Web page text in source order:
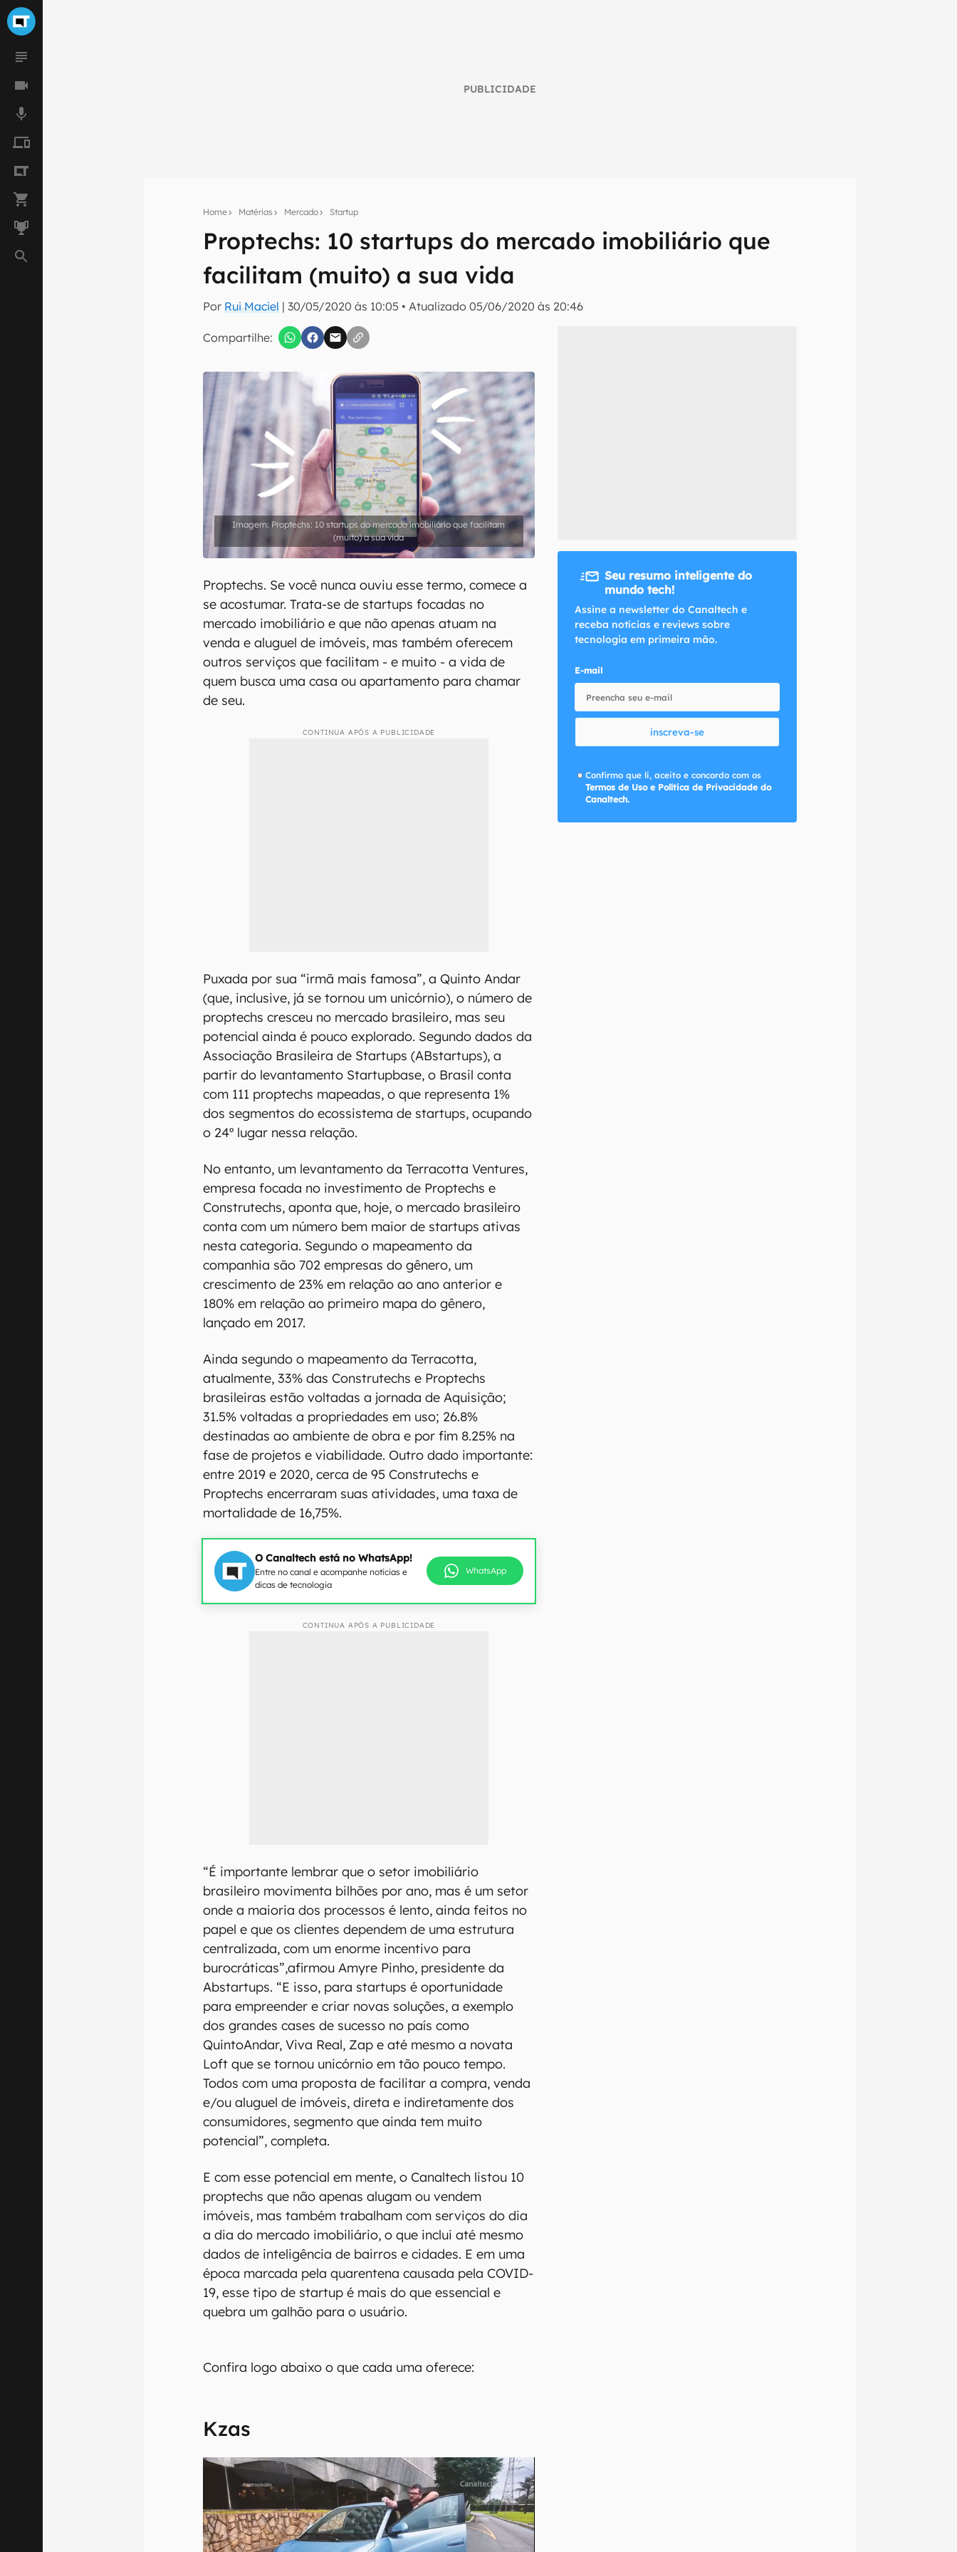
PUBLICIDADE
Home Matérias Mercado Startup
Proptechs: 10 startups do mercado imobiliário que
facilitam (muito) a sua vida
Por Rui Maciel |30/05/2020 às 10:05 •Atualizado05/06/2020 às 20:46
Compartilhe:
Seu resumo inteligente do mundo tech!
Assine a newsletter do Canaltech e receba notícias e reviews sobre tecnologia em primeira
inscreva-se
Confirmo que li, aceito e concordo com os Termos de Uso e Política de Privacidade do Canaltech.
Proptechs: 10 startups do mercado imobiliário que facilitam
(muito) a sua vida
Proptechs. Se você nunca ouviu esse termo, comece a
se acostumar. Trata-se de startups focadas no
mercado imobiliário e que não apenas atuam na
venda e aluguel de imóveis, mas também oferecem
outros serviços que facilitam - e muito - a vida de
quem busca uma casa ou apartamento para chamar
de seu.
CONTINUA APÓS A PUBLICIDADE
Puxada por sua “irmã mais famosa”, a Quinto Andar
(que, inclusive, já se tornou um unicórnio), o número de
proptechs cresceu no mercado brasileiro, mas seu
potencial ainda é pouco explorado. Segundo dados da
Associação Brasileira de Startups (ABstartups), a
partir do levantamento Startupbase, o Brasil conta
com 111 proptechs mapeadas, o que representa 1%
dos segmentos do ecossistema de startups, ocupando
o 24º lugar nessa relação.
No entanto, um levantamento da Terracotta Ventures,
empresa focada no investimento de Proptechs e
Construtechs, aponta que, hoje, o mercado brasileiro
conta com um número bem maior de startups ativas
nesta categoria. Segundo o mapeamento da
companhia são 702 empresas do gênero, um
crescimento de 23% em relação ao ano anterior e
180% em relação ao primeiro mapa do gênero,
lançado em 2017.
Ainda segundo o mapeamento da Terracotta,
atualmente, 33% das Construtechs e Proptechs
brasileiras estão voltadas a jornada de Aquisição;
31.5% voltadas a propriedades em uso; 26.8%
destinadas ao ambiente de obra e por fim 8.25% na
fase de projetos e viabilidade. Outro dado importante:
entre 2019 e 2020, cerca de 95 Construtechs e
Proptechs encerraram suas atividades, uma taxa de
mortalidade de 16,75%.
O Canaltech está no WhatsApp!
Entre no canal e acompanhe notícias e
dicas de tecnologia
WhatsApp
CONTINUA APÓS A PUBLICIDADE
“É importante lembrar que o setor imobiliário
brasileiro movimenta bilhões por ano, mas é um setor
onde a maioria dos processos é lento, ainda feitos no
papel e que os clientes dependem de uma estrutura
centralizada, com um enorme incentivo para
burocráticas”,afirmou Amyre Pinho, presidente da
Abstartups. “E isso, para startups é oportunidade
para empreender e criar novas soluções, a exemplo
dos grandes cases de sucesso no país como
QuintoAndar, Viva Real, Zap e até mesmo a novata
Loft que se tornou unicórnio em tão pouco tempo.
Todos com uma proposta de facilitar a compra, venda
e/ou aluguel de imóveis, direta e indiretamente dos
consumidores, segmento que ainda tem muito
potencial”, completa.
E com esse potencial em mente, o Canaltech listou 10
proptechs que não apenas alugam ou vendem
imóveis, mas também trabalham com serviços do dia
a dia do mercado imobiliário, o que inclui até mesmo
dados de inteligência de bairros e cidades. E em uma
época marcada pela quarentena causada pela COVID-
19, esse tipo de startup é mais do que essencial e
quebra um galhão para o usuário.
Confira logo abaixo o que cada uma oferece:
Kzas
Seu resumo inteligente do
mundo tech!
Assine a newsletter do Canaltech e
receba notícias e reviews sobre
tecnologia em primeira mão.
E-mail
inscreva-se
Confirmo que li, aceito e concordo com os
Termos de Uso e Política de Privacidade do
Canaltech.